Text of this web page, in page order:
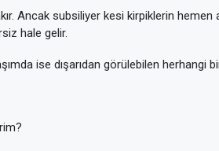
Ancak subsiliyer kesi kirpiklerin
hale gelir.
ise dışarıdan görülebilen herhangi